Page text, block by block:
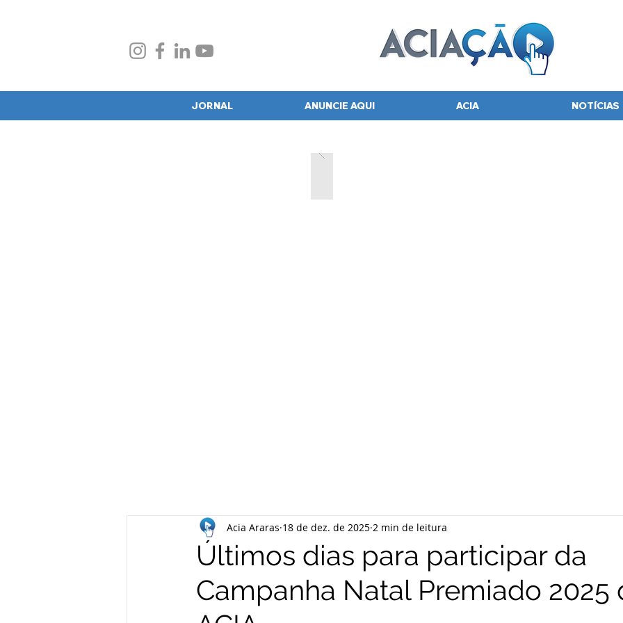
JORNAL ANUNCIE AQUI ACIA NOTÍCIAS
Últimos dias para participar da
Campanha Natal Premiado 2025
Acia Araras 18 de dez. de 2025 2 min de leitura